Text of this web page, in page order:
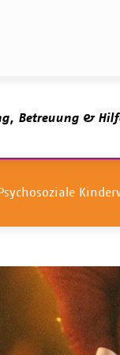
Betreuung &
Psychosoziale